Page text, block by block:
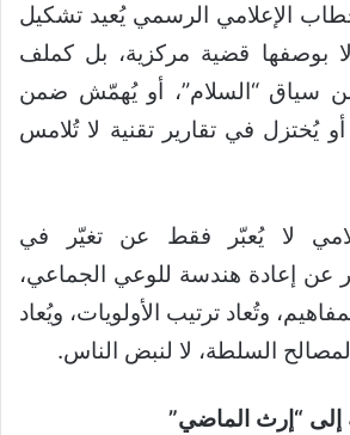
الإعلامي الرسمي يُعيد تشكيل
بوصفها قضية مركزية، بل كملف
سياق “السلام”، أو يُهمّش ضمن
أو يُختزل في تقارير تقنية لا تُلامس
لا يُعبّر فقط عن تغيّر في
عن إعادة هندسة للوعي الجماعي،
وتُعاد ترتيب الأولويات، ويُعاد
لمصالح السلطة، لا لنبض الناس.
إلى “إرث الماضي”